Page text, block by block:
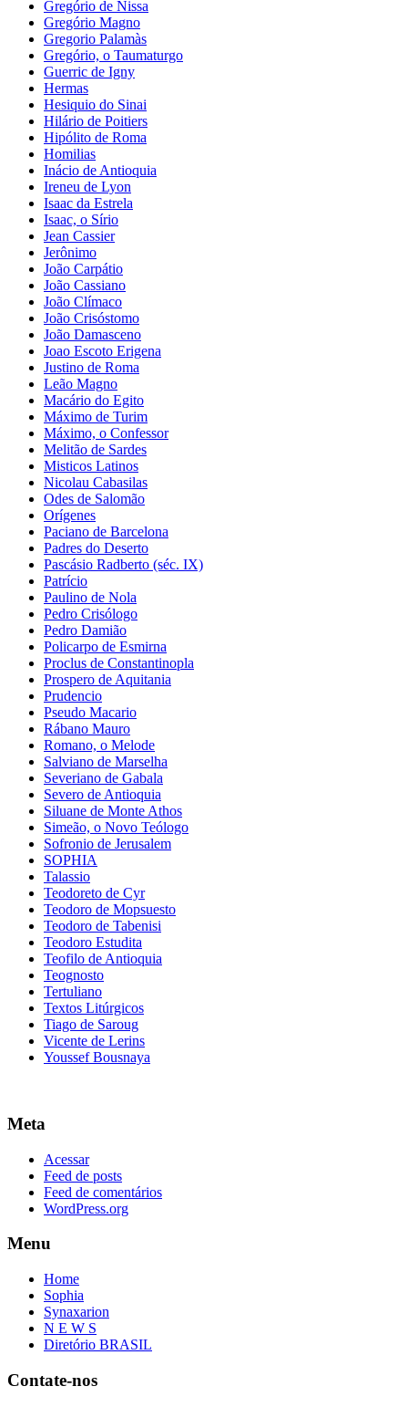
Gregório de Nissa
Gregório Magno
Gregorio Palamàs
Gregório, o Taumaturgo
Guerric de Igny
Hermas
Hesiquio do Sinai
Hilário de Poitiers
Hipólito de Roma
Homilias
Inácio de Antioquia
Ireneu de Lyon
Isaac da Estrela
Isaac, o Sírio
Jean Cassier
Jerônimo
João Carpátio
João Cassiano
João Clímaco
João Crisóstomo
João Damasceno
Joao Escoto Erigena
Justino de Roma
Leão Magno
Macário do Egito
Máximo de Turim
Máximo, o Confessor
Melitão de Sardes
Misticos Latinos
Nicolau Cabasilas
Odes de Salomão
Orígenes
Paciano de Barcelona
Padres do Deserto
Pascásio Radberto (séc. IX)
Patrício
Paulino de Nola
Pedro Crisólogo
Pedro Damião
Policarpo de Esmirna
Proclus de Constantinopla
Prospero de Aquitania
Prudencio
Pseudo Macario
Rábano Mauro
Romano, o Melode
Salviano de Marselha
Severiano de Gabala
Severo de Antioquia
Siluane de Monte Athos
Simeão, o Novo Teólogo
Sofronio de Jerusalem
SOPHIA
Talassio
Teodoreto de Cyr
Teodoro de Mopsuesto
Teodoro de Tabenisi
Teodoro Estudita
Teofilo de Antioquia
Teognosto
Tertuliano
Textos Litúrgicos
Tiago de Saroug
Vicente de Lerins
Youssef Bousnaya
Meta
Acessar
Feed de posts
Feed de comentários
WordPress.org
Menu
Home
Sophia
Synaxarion
N E W S
Diretório BRASIL
Contate-nos